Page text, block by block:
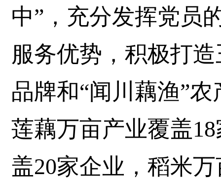
中”，充分发挥党员
服务优势，积极打
品牌和“闻川藕渔”
莲藕万亩产业覆盖
盖20家企业，稻米